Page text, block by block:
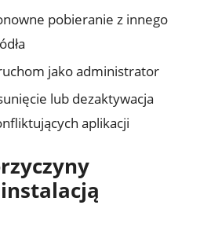
pobieranie z innego
jako administrator
lub dezaktywacja
aplikacji